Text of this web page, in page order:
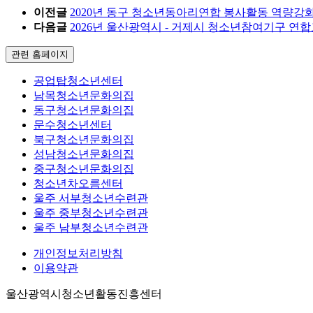
이전글 2020년 동구 청소년동아리연합 봉사활동 역량강
다음글 2026년 울산광역시 - 거제시 청소년참여기구 연
관련 홈페이지
공업탑청소년센터
남목청소년문화의집
동구청소년문화의집
문수청소년센터
북구청소년문화의집
성남청소년문화의집
중구청소년문화의집
청소년차오름센터
울주 서부청소년수련관
울주 중부청소년수련관
울주 남부청소년수련관
개인정보처리방침
이용약관
울산광역시청소년활동진흥센터